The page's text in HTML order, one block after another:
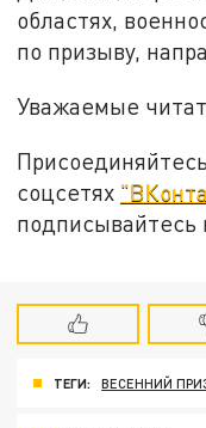
областях,
по призыву,
Уважаемые
соцсетях
подписывайтесь
ТЕГИ: ВЕСЕННИЙ